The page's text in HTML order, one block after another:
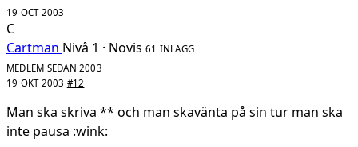
19 OCT 2003
C
Cartman Nivå 1 · Novis 61 INLÄGG
MEDLEM SEDAN 2003
19 OKT 2003 #12
Man ska skriva ** och man skavänta på sin tur man ska
inte pausa :wink: